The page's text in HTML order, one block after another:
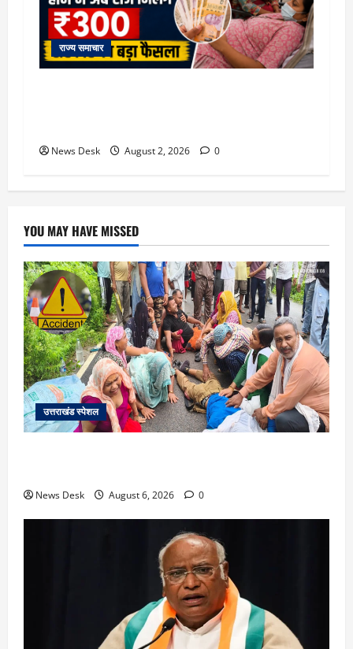
राज्य समाचार
News Desk August 2, 2026 0
YOU MAY HAVE MISSED
उत्तराखंड स्पेशल
News Desk August 6, 2026 0